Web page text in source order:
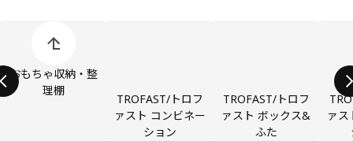
おもちゃ収納・整
理棚
TROFAST/トロフ
ァスト コンビネー
ション
TROFAST/トロフ
ァスト ボックス&
ふた
ァス